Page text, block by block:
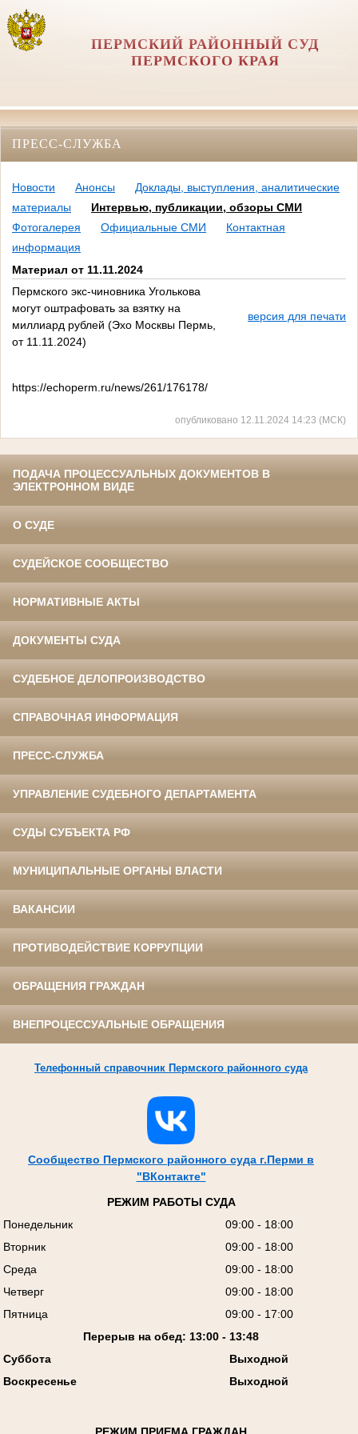
ПЕРМСКИЙ РАЙОННЫЙ СУД
ПЕРМСКОГО КРАЯ
ПРЕСС-СЛУЖБА
Новости Анонсы
Доклады, выступления, аналитические
материалы
Интервью, публикации, обзоры СМИ
Фотогалерея
Официальные СМИ
Контактная
информация
Материал от 11.11.2024
Пермского экс-чиновника Уголькова
могут оштрафовать за взятку на
миллиард рублей (Эхо Москвы Пермь,
от 11.11.2024)
версия для печати
https://echoperm.ru/news/261/176178/
опубликовано 12.11.2024 14:23 (МСК)
ПОДАЧА ПРОЦЕССУАЛЬНЫХ ДОКУМЕНТОВ В
ЭЛЕКТРОННОМ ВИДЕ
О СУДЕ
СУДЕЙСКОЕ СООБЩЕСТВО
НОРМАТИВНЫЕ АКТЫ
ДОКУМЕНТЫ СУДА
СУДЕБНОЕ ДЕЛОПРОИЗВОДСТВО
СПРАВОЧНАЯ ИНФОРМАЦИЯ
ПРЕСС-СЛУЖБА
УПРАВЛЕНИЕ СУДЕБНОГО ДЕПАРТАМЕНТА
СУДЫ СУБЪЕКТА РФ
МУНИЦИПАЛЬНЫЕ ОРГАНЫ ВЛАСТИ
ВАКАНСИИ
ПРОТИВОДЕЙСТВИЕ КОРРУПЦИИ
ОБРАЩЕНИЯ ГРАЖДАН
ВНЕПРОЦЕССУАЛЬНЫЕ ОБРАЩЕНИЯ
Телефонный справочник Пермского районного суда
Сообщество Пермского районного суда г.Перми в
"ВКонтакте"
РЕЖИМ РАБОТЫ СУДА
Понедельник
09:00 - 18:00
Вторник
09:00 - 18:00
Среда
09:00 - 18:00
Четверг
09:00 - 18:00
Пятница
09:00 - 17:00
Перерыв на обед: 13:00 - 13:48
Суббота
Выходной
Воскресенье
Выходной
РЕЖИМ ПРИЕМА ГРАЖДАН